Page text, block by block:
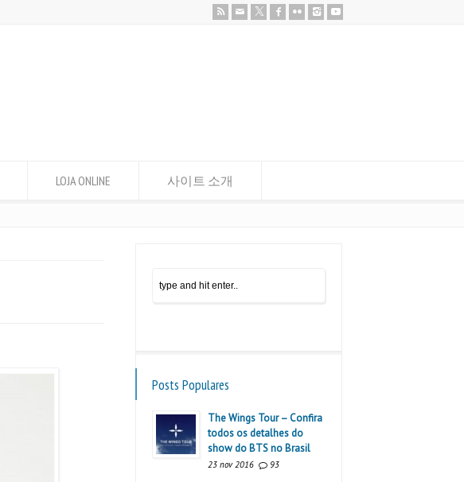
LOJA ONLINE 사이트 소개
Posts Populares
The Wings Tour – Confira
todos os detalhes do
show do BTS no Brasil
23 nov 2016 93